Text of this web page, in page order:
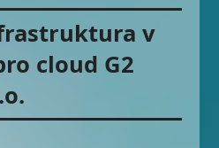
v
cloud G2